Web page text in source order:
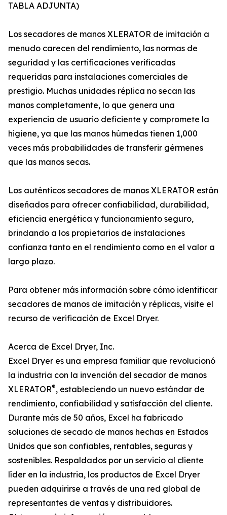
TABLA ADJUNTA)
Los secadores de manos XLERATOR de imitación a
menudo carecen del rendimiento, las normas de
seguridad y las certificaciones verificadas
requeridas para instalaciones comerciales de
prestigio. Muchas unidades réplica no secan las
manos completamente, lo que genera una
experiencia de usuario deficiente y compromete la
higiene, ya que las manos húmedas tienen 1,000
veces más probabilidades de transferir gérmenes
que las manos secas.
Los auténticos secadores de manos XLERATOR están
diseñados para ofrecer confiabilidad, durabilidad,
eficiencia energética y funcionamiento seguro,
brindando a los propietarios de instalaciones
confianza tanto en el rendimiento como en el valor a
largo plazo.
Para obtener más información sobre cómo identificar
secadores de manos de imitación y réplicas, visite el
recurso de verificación de Excel Dryer.
Acerca de Excel Dryer, Inc.
Excel Dryer es una empresa familiar que revolucionó
la industria con la invención del secador de manos
XLERATOR®, estableciendo un nuevo estándar de
rendimiento, confiabilidad y satisfacción del cliente.
Durante más de 50 años, Excel ha fabricado
soluciones de secado de manos hechas en Estados
Unidos que son confiables, rentables, seguras y
sostenibles. Respaldados por un servicio al cliente
líder en la industria, los productos de Excel Dryer
pueden adquirirse a través de una red global de
representantes de ventas y distribuidores.